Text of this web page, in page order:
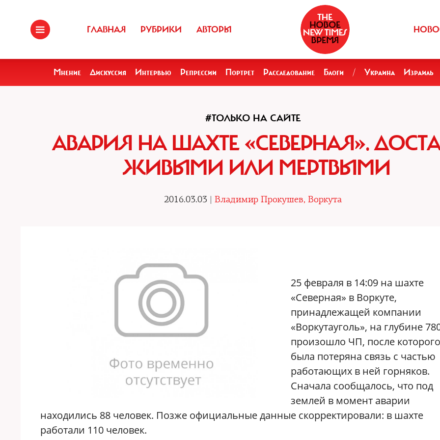
ГЛАВНАЯ РУБРИКИ АВТОРЫ
Мнение Дискуссия Интервью Репрессии Портрет Расследование Блоги / Украина Израиль
#ТОЛЬКО НА САЙТЕ
АВАРИЯ НА ШАХТЕ «СЕВЕРНАЯ».
ЖИВЫМИ ИЛИ МЕРТВЫМИ
2016.03.03 | Владимир Прокушев, Воркута
25 февраля в 14:09 на шахте
«Северная» в Воркуте,
принадлежащей компании
«Воркутауголь», на глубине
произошло ЧП, после которого
была потеряна связь с частью
работающих в ней горняков.
Сначала сообщалось, что под
землей в момент аварии
находились 88 человек. Позже официальные данные скорректировали: в шахте
работали 110 человек.